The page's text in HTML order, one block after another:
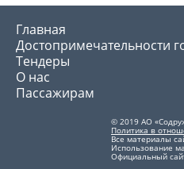
Главная
Достопримечательности
Тендеры
О нас
Пассажирам
© 2019 АО
Политика в
Все материалы
Использование
Официальный